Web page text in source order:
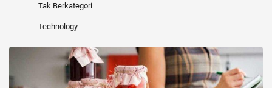
Tak Berkategori
Technology